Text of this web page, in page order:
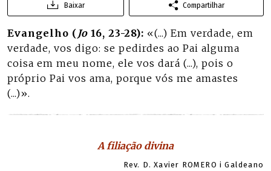
Baixar Compartilhar
Evangelho ( Jo 16, 23-28): «(...) Em verdade, em
verdade, vos digo: se pedirdes ao Pai alguma
coisa em meu nome, ele vos dará (...), pois o
próprio Pai vos ama, porque vós me amastes
(...)».
A filiação divina
Rev. D. Xavier ROMERO i Galdeano